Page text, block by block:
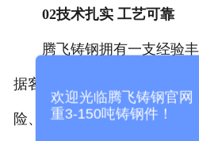
02技术扎实 工艺可靠
腾飞铸钢拥有一支经验丰
据客户图纸给出工艺优化建
险、降低生产成本。与此同
欢迎光临腾飞铸钢官网
重3-150吨铸钢件！